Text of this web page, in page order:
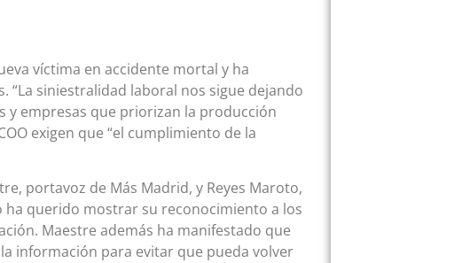
víctima en accidente mortal y ha
“La siniestralidad laboral nos sigue dejando
y empresas que priorizan la producción
exigen que “el cumplimiento de la
portavoz de Más Madrid, y Reyes Maroto,
ha querido mostrar su reconocimiento a los
Maestre además ha manifestado que
información para evitar que pueda volver